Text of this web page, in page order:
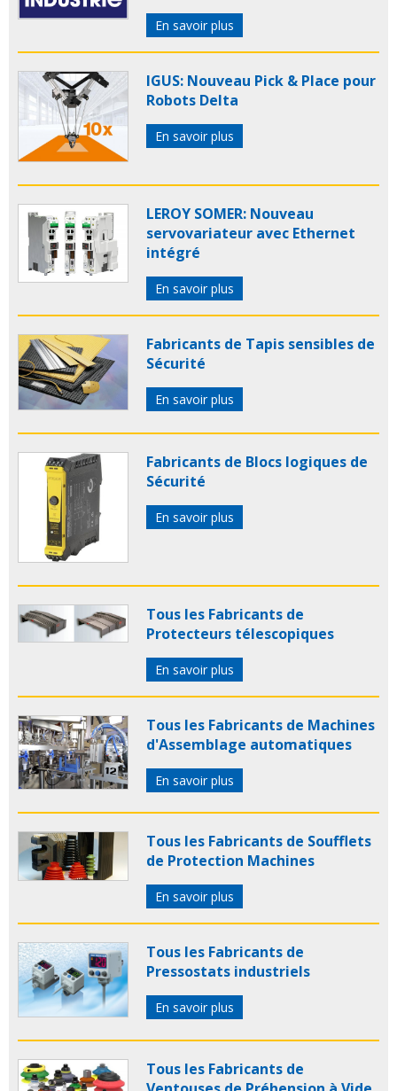
En savoir plus
IGUS: Nouveau Pick & Place pour
Robots Delta
En savoir plus
LEROY SOMER: Nouveau
servovariateur avec Ethernet
intégré
En savoir plus
Fabricants de Tapis sensibles de
Sécurité
En savoir plus
Fabricants de Blocs logiques de
Sécurité
En savoir plus
Tous les Fabricants de
Protecteurs télescopiques
En savoir plus
Tous les Fabricants de Machines
d'Assemblage automatiques
En savoir plus
Tous les Fabricants de Soufflets
de Protection Machines
En savoir plus
Tous les Fabricants de
Pressostats industriels
En savoir plus
Tous les Fabricants de